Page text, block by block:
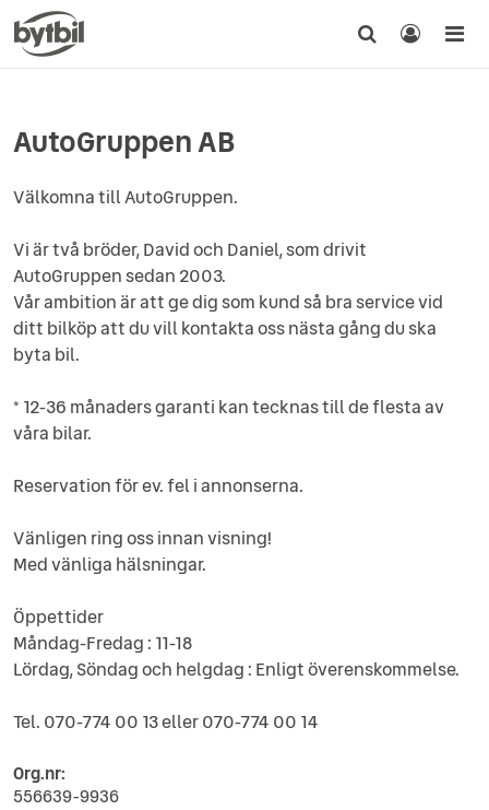
AutoGruppen AB
Välkomna till AutoGruppen.
Vi är två bröder, David och Daniel, som drivit
AutoGruppen sedan 2003.
Vår ambition är att ge dig som kund så bra service vid
ditt bilköp att du vill kontakta oss nästa gång du ska
byta bil.
* 12-36 månaders garanti kan tecknas till de flesta av
våra bilar.
Reservation för ev. fel i annonserna.
Vänligen ring oss innan visning!
Med vänliga hälsningar.
Öppettider
Måndag-Fredag : 11-18
Lördag, Söndag och helgdag : Enligt överenskommelse.
Tel. 070-774 00 13 eller 070-774 00 14
Org.nr:
556639-9936